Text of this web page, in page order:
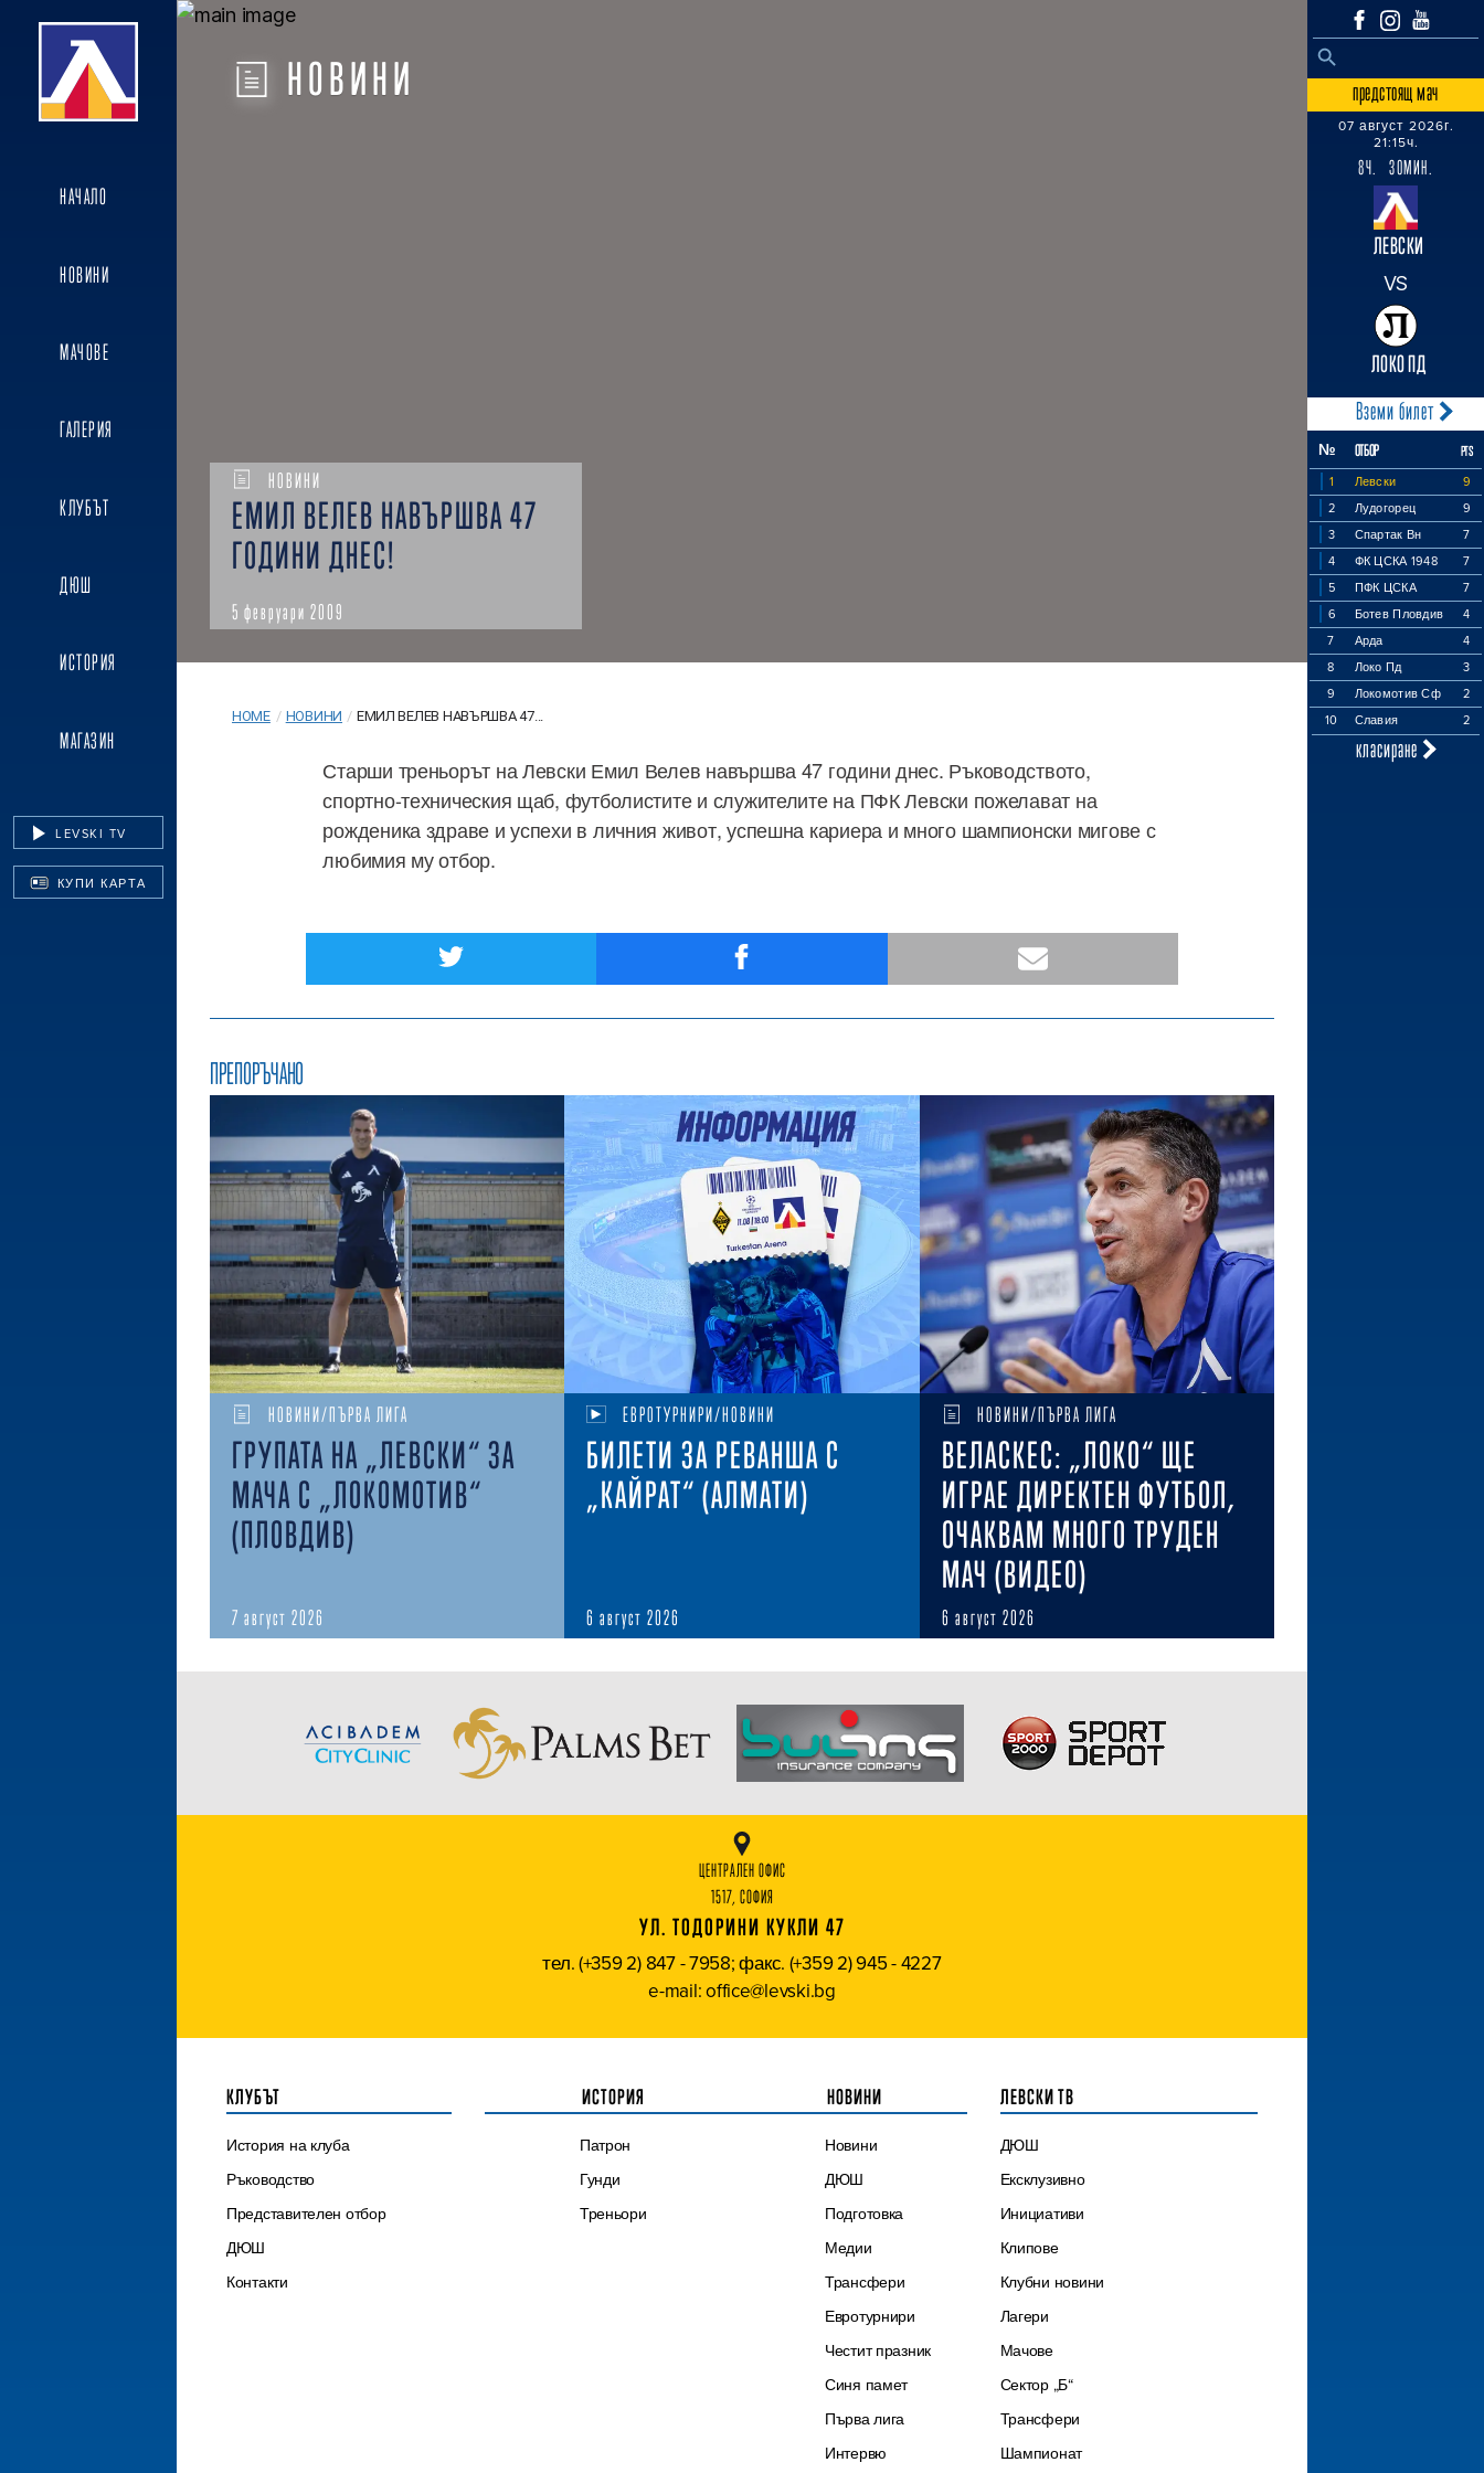
НАЧАЛО
НОВИНИ
МАЧОВЕ
ГАЛЕРИЯ
КЛУБЪТ
ДЮШ
ИСТОРИЯ
МАГАЗИН
LEVSKI TV
КУПИ КАРТА
Search
SEARCH BUTTON
предстоящ мач
07 август 2026г.
21:15ч.
8Ч. 30МИН.
ЛЕВСКИ
VS
ЛОКО ПД
Вземи билет
№ ОТБОР PTS
1 Левски
9
2
Лудогорец
9
3
Спартак Вн
7
4
ФК ЦСКА 1948
7
5
ПФК ЦСКА
7
6
Ботев Пловдив
4
7
Арда
4
8
Локо Пд
3
9
Локомотив Сф
2
10
Славия 2
класиране
НОВИНИ
НОВИНИ
ЕМИЛ ВЕЛЕВ НАВЪРШВА 47
ГОДИНИ ДНЕС!
5 февруари 2009
HOME / НОВИНИ / ЕМИЛ ВЕЛЕВ НАВЪРШВА 47...
Старши треньорът на Левски Емил Велев навършва 47 години днес. Ръководството,
спортно-техническия щаб, футболистите и служителите на ПФК Левски пожелават на
рожденика здраве и успехи в личния живот, успешна кариера и много шампионски мигове с
любимия му отбор.
ПРЕПОРЪЧАНО
НОВИНИ/ПЪРВА ЛИГА
ГРУПАТА НА „ЛЕВСКИ“ ЗА
МАЧА С „ЛОКОМОТИВ“
(ПЛОВДИВ)
7 август 2026
ЕВРОТУРНИРИ/НОВИНИ
БИЛЕТИ ЗА РЕВАНША С
„КАЙРАТ“ (АЛМАТИ)
6 август 2026
НОВИНИ/ПЪРВА ЛИГА
ВЕЛАСКЕС: „ЛОКО“ ЩЕ
ИГРАЕ ДИРЕКТЕН ФУТБОЛ,
ОЧАКВАМ МНОГО ТРУДЕН
МАЧ (ВИДЕО)
6 август 2026
ЦЕНТРАЛЕН ОФИС
1517, СОФИЯ
УЛ. ТОДОРИНИ КУКЛИ 47
тел. (+359 2) 847 - 7958; факс. (+359 2) 945 - 4227
e-mail: office@levski.bg
КЛУБЪТ
История на клуба
Ръководство
Представителен отбор
ДЮШ
Контакти
ИСТОРИЯ
Патрон
Гунди
Треньори
НОВИНИ
Новини
ДЮШ
Подготовка
Медии
Трансфери
Евротурнири
Честит празник
Синя памет
Първа лига
Интервю
ЛЕВСКИ ТВ
ДЮШ
Ексклузивно
Инициативи
Клипове
Клубни новини
Лагери
Мачове
Сектор „Б“
Трансфери
Шампионат